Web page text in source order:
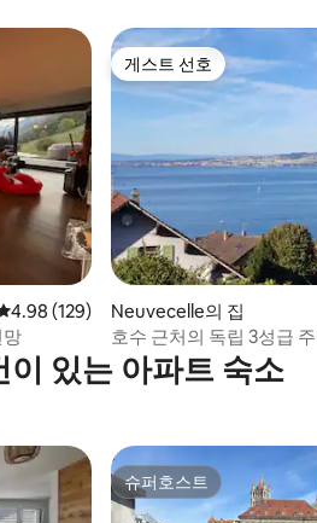
점 4.98점(5점 만점), 후기 129개
4.98 (129)
망
게스트 선호
게스트 선호
Neuvecelle의 집
호수 근처의 독립 3성급
차
이 있는 아파트 숙소
슈퍼호스트
슈퍼호스트